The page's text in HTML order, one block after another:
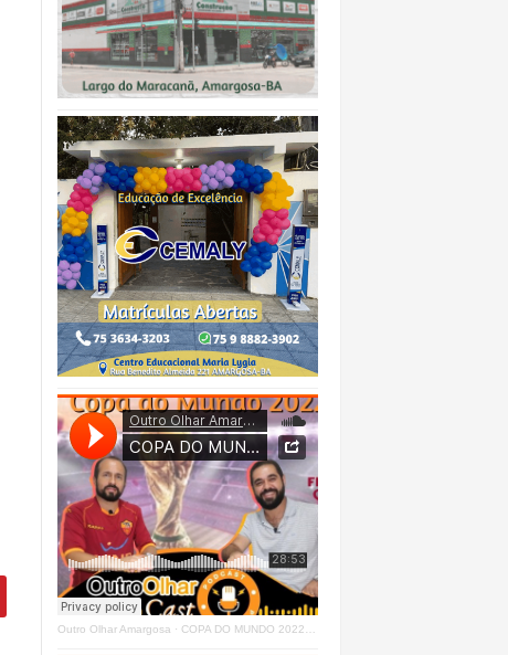
Outro Olhar Amargosa · COPA DO MUNDO 2022 - OUTRO OLHAR CAST #O1 Right